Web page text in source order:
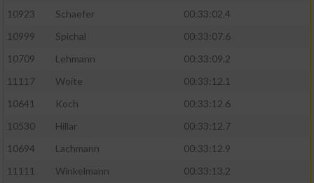
10923
Schaefer
00:33:02.4
10999
Spichal
00:33:07.6
10709
Lehmann
00:33:09.2
11117
Woite
00:33:12.1
10641
Koch
00:33:12.6
10530
Hillar
00:33:12.7
10694
Lachmann
00:33:12.9
11111
Winkelmann
00:33:13.2
Nicht-IAB-Verarbeitungszwecke:
Funktional
Werbung